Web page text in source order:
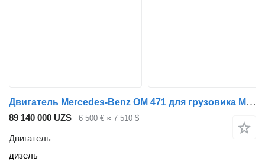
Двигатель Mercedes-Benz OM 471 для грузовика Mercedes-Benz
89 140 000 UZS 6 500 € ≈ 7 510 $
Двигатель
дизель